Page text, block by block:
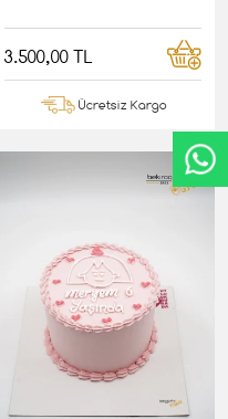
3.500,00 TL
Ücretsiz Kargo